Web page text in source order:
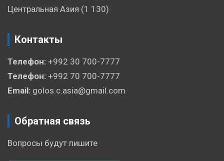
Центральная Азия (1 130)
Контакты
Телефон: +992 30 700-7777
Телефон: +992 70 700-7777
Email: golos.c.asia@gmail.com
Обратная связь
Вопросы будут пишите